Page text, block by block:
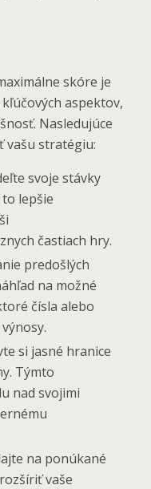
skóre je
aspektov,
Nasledujúce
vašu stratégiu:
svoje stávky
lepšie
častiach hry.
predošlých
na možné
čísla alebo
si jasné hranice
Týmto
nad svojimi
na ponúkané
vaše